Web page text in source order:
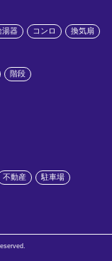
湯器 コンロ 換気扇
階段
不動産 駐車場